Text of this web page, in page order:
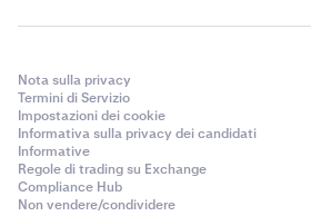
Nota sulla privacy
Termini di Servizio
Impostazioni dei cookie
Informativa sulla privacy dei candidati
Informative
Regole di trading su Exchange
Compliance Hub
Non vendere/condividere